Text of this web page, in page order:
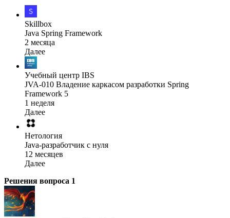
Skillbox
Java Spring Framework
2 месяца
Далее
Учебный центр IBS
JVA-010 Владение каркасом разработки Spring
Framework 5
1 неделя
Далее
Нетология
Java-разработчик с нуля
12 месяцев
Далее
Решения вопроса 1